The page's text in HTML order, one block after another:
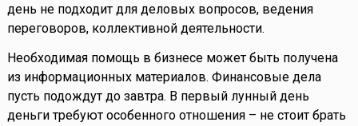
день не подходит для деловых вопросов, ведения
переговоров, коллективной деятельности.
Необходимая помощь в бизнесе может быть получена
из информационных материалов. Финансовые дела
пусть подождут до завтра. В первый лунный день
деньги требуют особенного отношения – не стоит брать